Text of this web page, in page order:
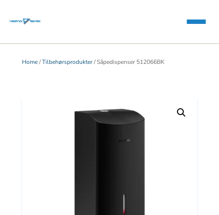
Home/Tilbehørsprodukter/ Såpedispenser 512066BK